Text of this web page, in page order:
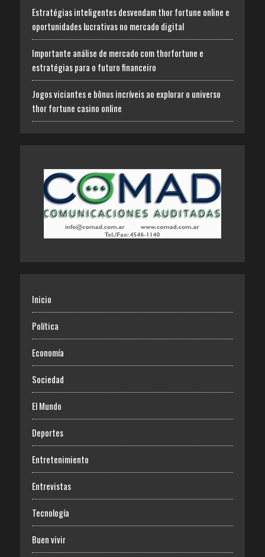
Estratégias inteligentes desvendam thor fortune online e
oportunidades lucrativas no mercado digital
Importante análise de mercado com thorfortune e
estratégias para o futuro financeiro
Jogos viciantes e bônus incríveis ao explorar o universo
thor fortune casino online
Inicio
Política
Economía
Sociedad
El Mundo
Deportes
Entretenimiento
Entrevistas
Tecnología
Buen vivir